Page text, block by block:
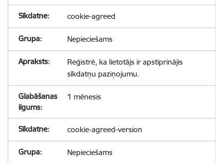
cookie-agreed
Nepieciešams
Reģistrē, ka lietotājs ir apstiprinājis
sīkdatņu paziņojumu.
1 mēnesis
cookie-agreed-version
Nepieciešams